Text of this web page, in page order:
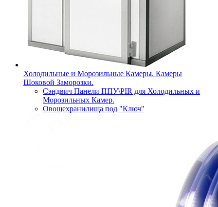
Холодильные и Морозильные Камеры. Камеры
Шоковой Заморозки.
Сэндвич Панели ППУ\PIR для Холодильных и
Морозильных Камер.
Овощехранилища под "Ключ"